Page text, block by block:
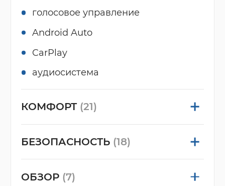
голосовое управление
Android Auto
CarPlay
аудиосистема
КОМФОРТ (21)
БЕЗОПАСНОСТЬ (18)
ОБЗОР (7)